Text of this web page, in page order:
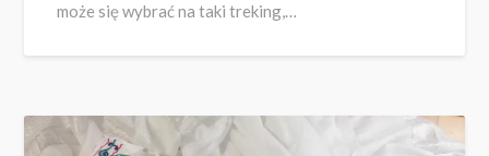
może się wybrać na taki treking,…